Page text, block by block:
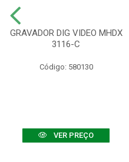
GRAVADOR DIG VIDEO MHDX
3116-C
Código: 580130
VER PREÇO